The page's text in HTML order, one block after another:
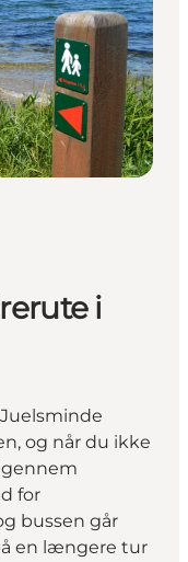
i
og når du ikke
for
bussen går
en længere tur